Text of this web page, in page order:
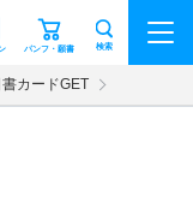
パンフ・願書 検索
カードGET